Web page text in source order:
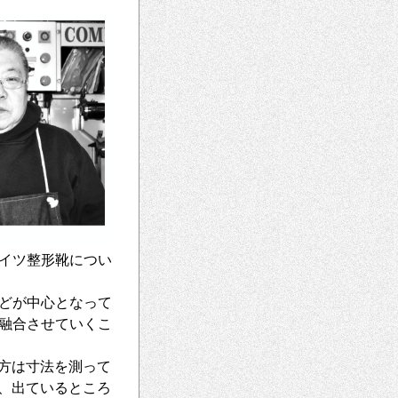
ツ整形靴につい
が中心となって
合させていくこ
寸法を測って
出ているところ